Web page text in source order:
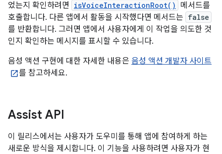
었는지 확인하려면
isVoiceInteractionRoot()
메서드를
호출합니다. 다른 앱에서 활동을 시작했다면 메서드는 false
를 반환합니다. 그러면 앱에서 사용자에게 이 작업을 의도한 것
인지 확인하는 메시지를 표시할 수 있습니다.
음성 액션 구현에 대한 자세한 내용은 음성 액션 개발자 사이트
를 참고하세요.
Assist API
이 릴리스에서는 사용자가 도우미를 통해 앱에 참여하게 하는
새로운 방식을 제시합니다. 이 기능을 사용하려면 사용자가 현